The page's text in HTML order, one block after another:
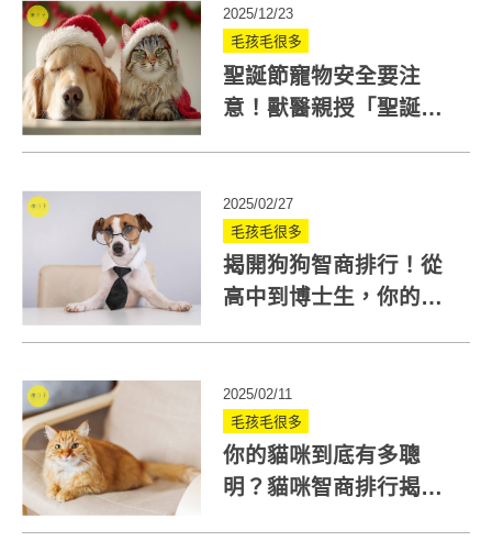
2025/12/23
毛孩毛很多
聖誕節寵物安全要注
意！獸醫親授「聖誕避
2025/02/27
毛孩毛很多
揭開狗狗智商排行！從
高中到博士生，你的毛
2025/02/11
毛孩毛很多
你的貓咪到底有多聰
明？貓咪智商排行揭